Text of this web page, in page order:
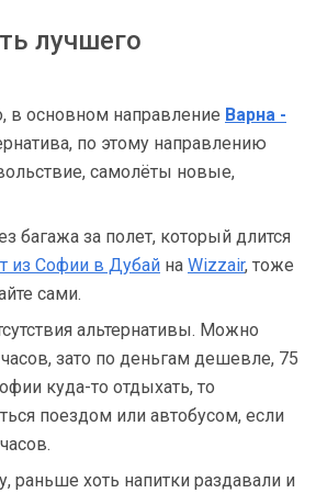
лучшего
в основном направление Варна -
по этому направлению
самолёты новые,
багажа за полет, который длится
из Софии в Дубай на Wizzair, тоже
сами.
альтернативы. Можно
зато по деньгам дешевле, 75
куда-то отдыхать, то
поездом или автобусом, если
раньше хоть напитки раздавали и